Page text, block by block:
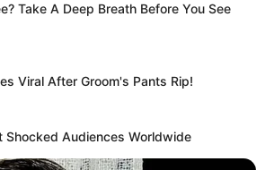
Take A Deep Breath Before You See
Viral After Groom's Pants Rip!
Shocked Audiences Worldwide